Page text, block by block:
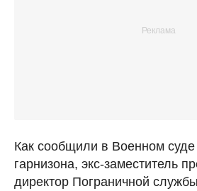
Как сообщили в Военном суде
гарнизона, экс-заместитель
директор Пограничной